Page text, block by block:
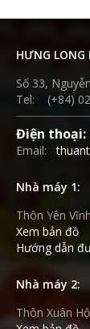
HƯNG LONG
Số 33,
Tel: (+84)
Điện thoại:
Email:
Nhà máy 1:
Thôn Yên
Xem bản đồ
Hướng dẫn
Nhà máy 2:
Thôn Xuân